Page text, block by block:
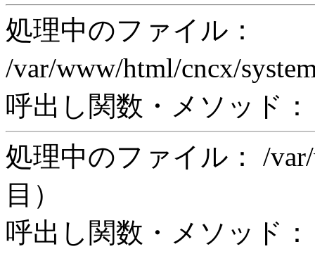
処理中のファイル：
/var/www/html/cncx/
呼出し関数・メソッド：
処理中のファイル： /
目）
呼出し関数・メソッド：